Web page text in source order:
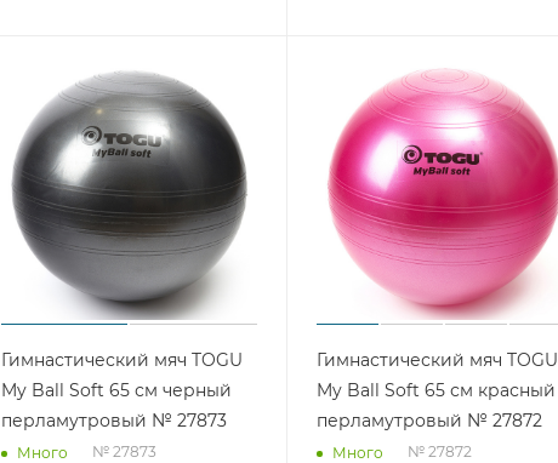
Гимнастический мяч TOGU
My Ball Soft 65 см черный
перламутровый № 27873
Много № 27873
Гимнастический мяч TOGU
My Ball Soft 65 см красный
перламутровый № 27872
Много № 27872